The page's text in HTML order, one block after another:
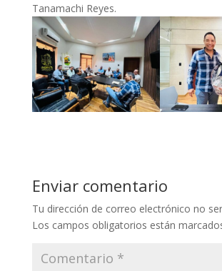
Tanamachi Reyes.
Enviar comentario
Tu dirección de correo electrónico no
Los campos obligatorios están